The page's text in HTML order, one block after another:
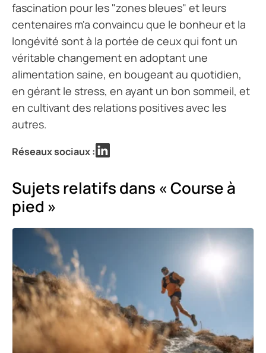
fascination pour les "zones bleues" et leurs
centenaires m'a convaincu que le bonheur et la
longévité sont à la portée de ceux qui font un
véritable changement en adoptant une
alimentation saine, en bougeant au quotidien,
en gérant le stress, en ayant un bon sommeil, et
en cultivant des relations positives avec les
autres.
Réseaux sociaux :
Sujets relatifs dans « Course à
pied »